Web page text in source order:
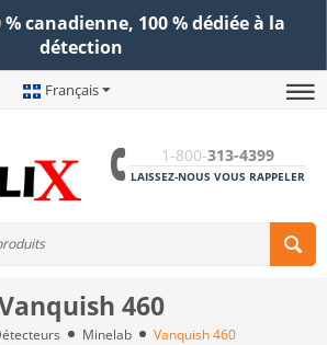
canadienne, 100 % dédiée à la
détection
Français
1-800-313-4399
LAISSEZ-NOUS VOUS RAPPELER
460
Minelab Vanquish 460